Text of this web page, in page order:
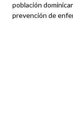
población
prevención de